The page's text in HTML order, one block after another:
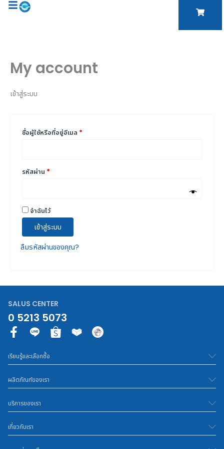
Skip
My account
เข้าสู่ระบบ
ชื่อผู้ใช้หรือที่อยู่อีเมล *
รหัสผ่าน *
จำฉันไว้
เข้าสู่ระบบ
ลืมรหัสผ่านของคุณ?
SALUS CENTER
0 5213 5073
F
a
c
e
b
o
o
k
-
f
เรียนรู้และเลือกซื้อ
ผลิตภัณฑ์ของเรา
บริการของเรา
เกี่ยวกับเรา